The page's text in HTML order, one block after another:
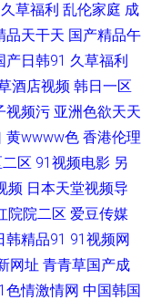
韩中文 日韩欧美国产综
类 97日韩色情 超碰97
情97激情 成人片网址
天肏天天干 午夜福利影
三级免费黄 五月丁香
拍视频 久久东热网 欧美
件 岛国无码五区 国内
久草福利 乱伦家庭 成
品天干天 国产精品午
产日韩91 久草福利
酒店视频 韩日一区
视频污 亚洲色欲天天
黄wwww色 香港伦理
区 91视频电影 另
频 日本天堂视频导
院院二区 爱豆传媒
韩精品91 91视频网
网址 青青草国产成
色情激情网 中国韩国